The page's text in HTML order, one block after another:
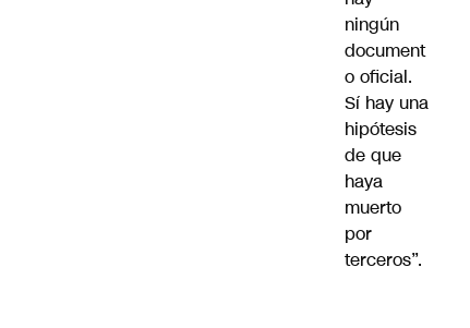
ningún
document
o oficial.
Sí hay una
hipótesis
de que
haya
muerto
por
terceros”.